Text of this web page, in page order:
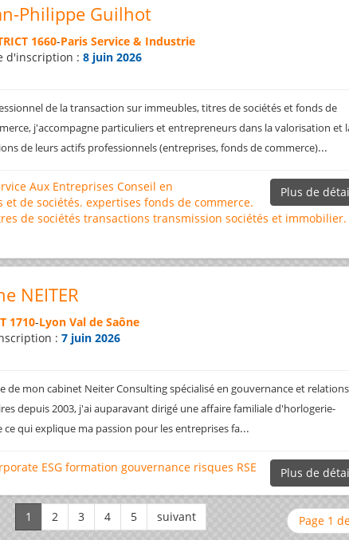
Philippe Guilhot
1660-Paris Service & Industrie
d'inscription : 8 juin 2026
de la transaction sur immeubles, titres de sociétés et fonds de
j'accompagne particuliers et entrepreneurs dans la valorisation et
de leurs actifs professionnels (entreprises, fonds de commerce)...
Plus de
Aux Entreprises Conseil en
de sociétés. expertises fonds de commerce.
de sociétés transactions transmission sociétés et immobilier.
NEITER
1710-Lyon Val de Saône
:7 juin 2026
de mon cabinet Neiter Consulting spécialisé en gouvernance et relations
depuis 2003, j'ai auparavant dirigé une affaire familiale d'horlogerie-
ce qui explique ma passion pour les entreprises fa...
Plus de
ESG formation gouvernance risques RSE
Page 1